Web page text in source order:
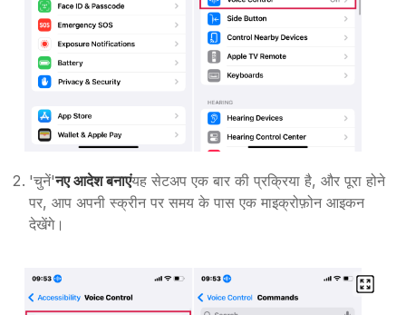
'चुनें'नए आदेश बनाएंयह सेटअप एक बार की प्रक्रिया है, और पूरा होने
पर, आप अपनी स्क्रीन पर समय के पास एक माइक्रोफ़ोन आइकन
देखेंगे।